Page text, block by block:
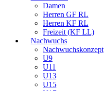
Damen
Herren GF RL
Herren KF RL
Freizeit (KF LL)
Nachwuchs
Nachwuchskonzept
U9
U11
U13
U15